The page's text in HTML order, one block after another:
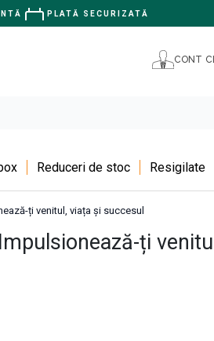
PLATĂ SECURIZATĂ
CONT
Reduceri de stoc Resigilate
ți venitul, viața și succesul
ți